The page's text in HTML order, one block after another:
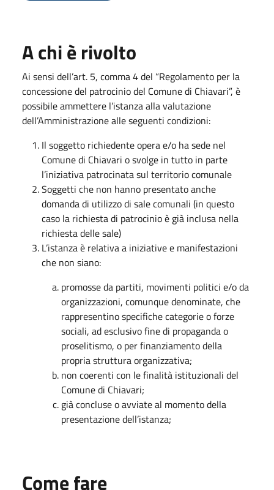
A chi è rivolto
Ai sensi dell’art. 5, comma 4 del “Regolamento per la
concessione del patrocinio del Comune di Chiavari”, è
possibile ammettere l’istanza alla valutazione
dell’Amministrazione alle seguenti condizioni:
Il soggetto richiedente opera e/o ha sede nel
Comune di Chiavari o svolge in tutto in parte
l’iniziativa patrocinata sul territorio comunale
Soggetti che non hanno presentato anche
domanda di utilizzo di sale comunali (in questo
caso la richiesta di patrocinio è già inclusa nella
richiesta delle sale)
L’istanza è relativa a iniziative e manifestazioni
che non siano:
promosse da partiti, movimenti politici e/o da
organizzazioni, comunque denominate, che
rappresentino specifiche categorie o forze
sociali, ad esclusivo fine di propaganda o
proselitismo, o per finanziamento della
propria struttura organizzativa;
non coerenti con le finalità istituzionali del
Comune di Chiavari;
già concluse o avviate al momento della
presentazione dell’istanza;
Come fare